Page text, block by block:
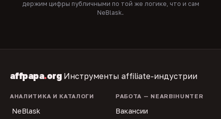
держим цифры публичными по той же логике, что и сам
NeBlask.
affpapa.org Инструменты affiliate-индустрии
АНАЛИТИКА И КАТАЛОГИ
NeBlask
РАБОТА — NEARBIHUNTER
Вакансии